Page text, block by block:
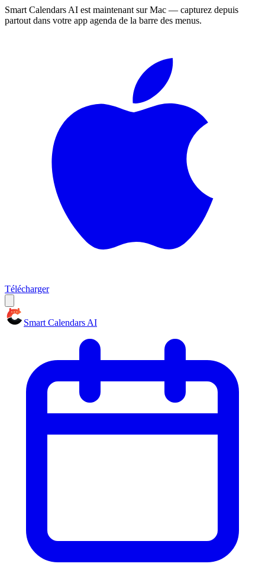
Smart Calendars AI est maintenant sur Mac — capturez depuis
partout dans votre app agenda de la barre des menus.
Télécharger
Smart Calendars AI